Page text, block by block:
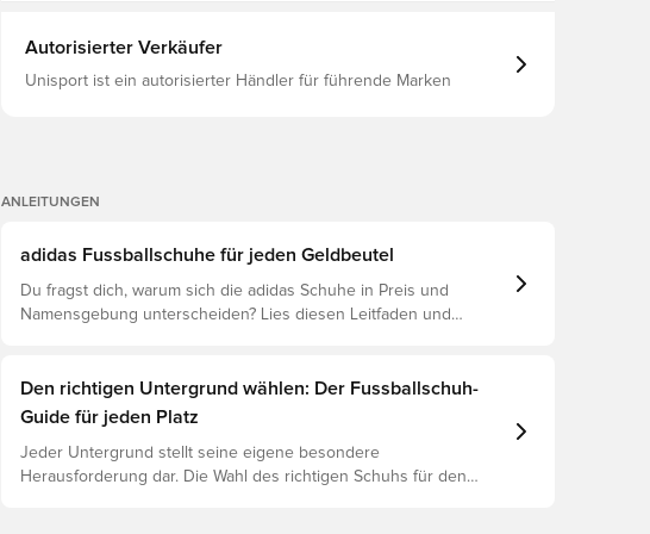
Autorisierter Verkäufer
Unisport ist ein autorisierter Händler für führende Marken
ANLEITUNGEN
adidas Fussballschuhe für jeden Geldbeutel
Du fragst dich, warum sich die adidas Schuhe in Preis und
Namensgebung unterscheiden? Lies diesen Leitfaden und
Den richtigen Untergrund wählen: Der Fussballschuh-
Guide für jeden Platz
Jeder Untergrund stellt seine eigene besondere
Herausforderung dar. Die Wahl des richtigen Schuhs für den